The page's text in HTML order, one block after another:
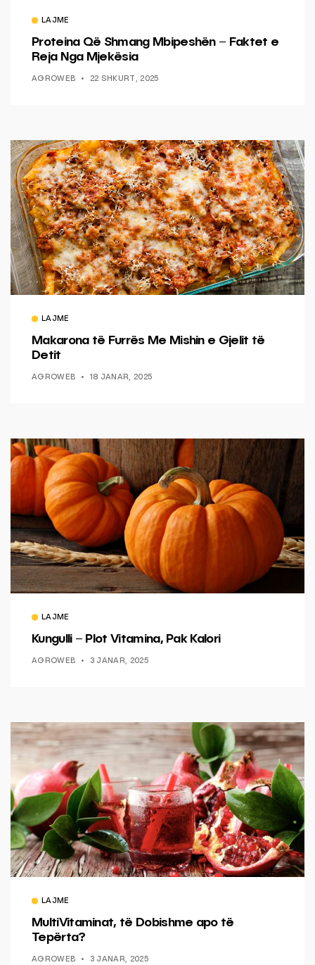
LAJME
Proteina Që Shmang Mbipeshën – Faktet e
Reja Nga Mjekësia
AGROWEB 22 SHKURT, 2025
LAJME
Makarona të Furrës Me Mishin e Gjelit të
Detit
AGROWEB 18 JANAR, 2025
LAJME
Kungulli – Plot Vitamina, Pak Kalori
AGROWEB 3 JANAR, 2025
LAJME
MultiVitaminat, të Dobishme apo të
Tepërta?
AGROWEB 3 JANAR, 2025